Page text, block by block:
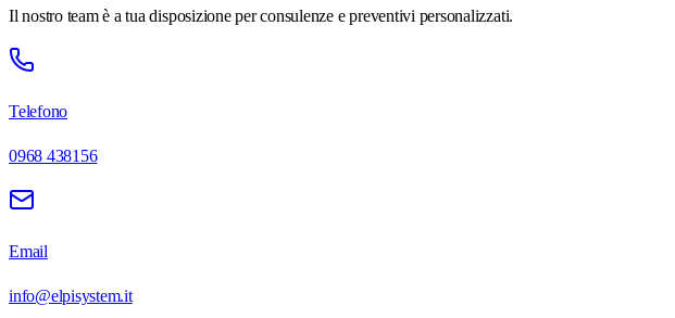
Il nostro team è a tua disposizione per consulenze e preventivi personalizzati.
Telefono
0968 438156
Email
info@elpisystem.it